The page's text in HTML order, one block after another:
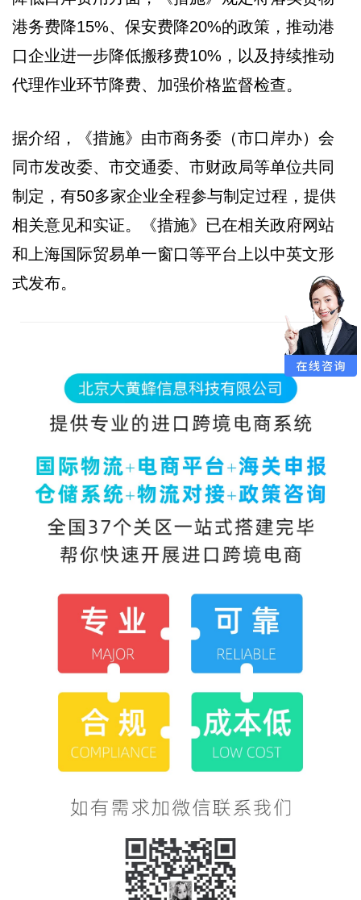
港务费降15%、保安费降20%的政策，推动港
口企业进一步降低搬移费10%，以及持续推动
代理作业环节降费、加强价格监督检查。
据介绍，《措施》由市商务委（市口岸办）会
同市发改委、市交通委、市财政局等单位共同
制定，有50多家企业全程参与制定过程，提供
相关意见和实证。《措施》已在相关政府网站
和上海国际贸易单一窗口等平台上以中英文形
式发布。